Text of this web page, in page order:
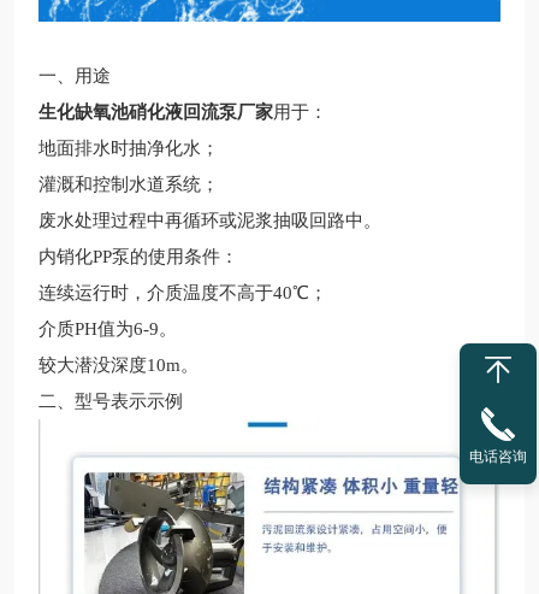
一、用途
生化缺氧池硝化液回流泵厂家用于：
地面排水时抽净化水；
灌溉和控制水道系统；
废水处理过程中再循环或泥浆抽吸回路中。
内销化PP泵的使用条件：
连续运行时，介质温度不高于40℃；
介质PH值为6-9。
较大潜没深度10m。
二、型号表示示例
电话咨询